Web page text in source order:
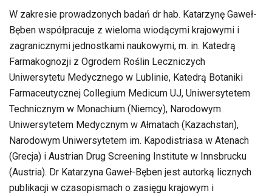
W zakresie prowadzonych badań dr hab. Katarzynę Gaweł-
Bęben współpracuje z wieloma wiodącymi krajowymi i
zagranicznymi jednostkami naukowymi, m. in. Katedrą
Farmakognozji z Ogrodem Roślin Leczniczych
Uniwersytetu Medycznego w Lublinie, Katedrą Botaniki
Farmaceutycznej Collegium Medicum UJ, Uniwersytetem
Technicznym w Monachium (Niemcy), Narodowym
Uniwersytetem Medycznym w Ałmatach (Kazachstan),
Narodowym Uniwersytetem im. Kapodistriasa w Atenach
(Grecja) i Austrian Drug Screening Institute w Innsbrucku
(Austria). Dr Katarzyna Gaweł-Bęben jest autorką licznych
publikacji w czasopismach o zasięgu krajowym i